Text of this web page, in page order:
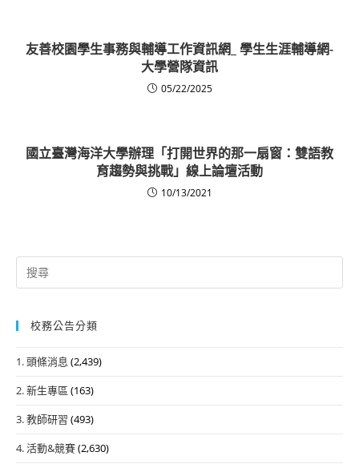
友善校園學生事務與輔導工作資訊網_ 學生生涯輔導網-
大學營隊資訊
05/22/2025
國立臺灣海洋大學辦理「打開世界的那一扇窗：雙語教
育趨勢與挑戰」線上論壇活動
10/13/2021
Search
for:
校務公告分類
1. 頭條消息 (2,439)
2. 新生專區 (163)
3. 教師研習 (493)
4. 活動&競賽(2,630)